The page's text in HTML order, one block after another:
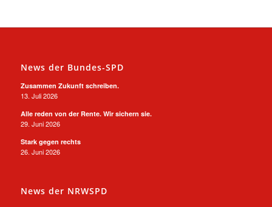
News der Bundes-SPD
Zusammen Zukunft schreiben.
13. Juli 2026
Alle reden von der Rente. Wir sichern sie.
29. Juni 2026
Stark gegen rechts
26. Juni 2026
News der NRWSPD